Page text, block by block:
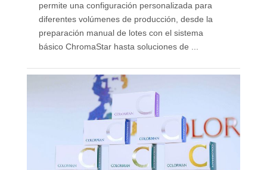
permite una configuración personalizada para
diferentes volúmenes de producción, desde la
preparación manual de lotes con el sistema
básico ChromaStar hasta soluciones de ...